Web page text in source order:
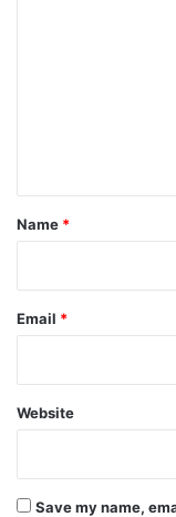
*
Name *
Email *
Website
Save my name,